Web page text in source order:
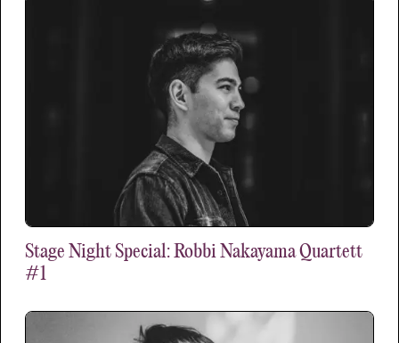
Stage Night Special: Robbi Nakayama Quartett
#1